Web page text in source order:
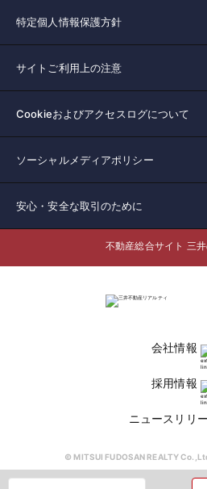
特定個人情報保護方針
サイトご利用上の注意
Cookieおよびアクセスログについて
ソーシャルメディアポリシー
安心・安全な取引のために
不動産総合サイト 三
会社情報
採用情報
ニュースリリ
© MITSUI FUDOSAN REALTY